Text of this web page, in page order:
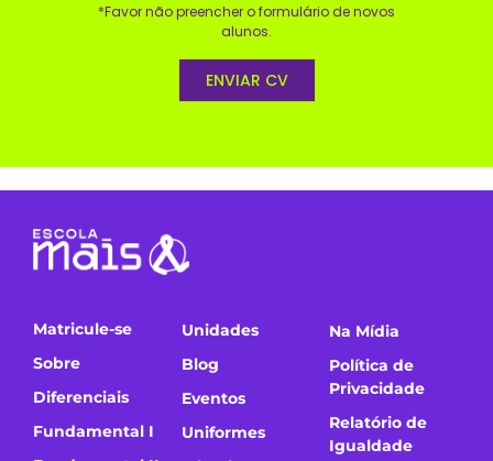
*Favor não preencher o formulário de novos
alunos.
ENVIAR CV
Matricule-se
Sobre
Diferenciais
Fundamental I
Unidades
Blog
Eventos
Uniformes
Na Mídia
Política de
Privacidade
Relatório de
Igualdade